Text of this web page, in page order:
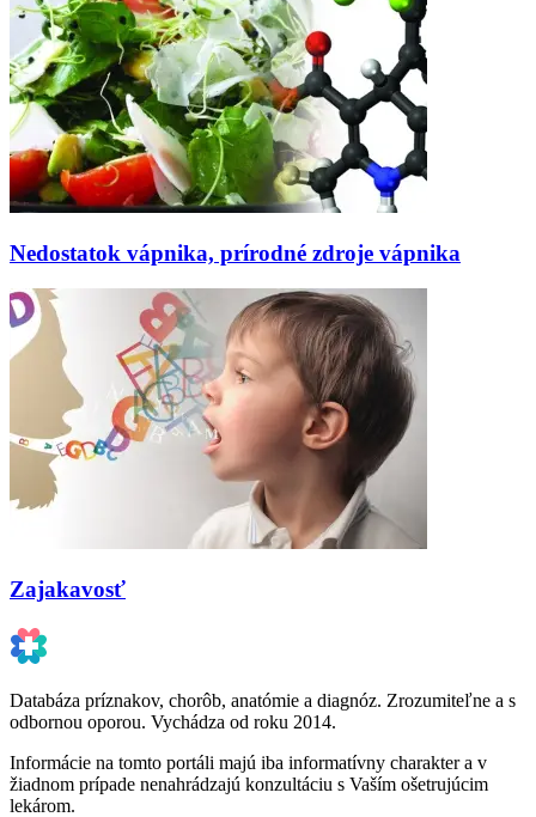
Nedostatok vápnika, prírodné zdroje vápnika
Zajakavosť
Databáza príznakov, chorôb, anatómie a diagnóz. Zrozumiteľne a s
odbornou oporou. Vychádza od roku 2014.
Informácie na tomto portáli majú iba informatívny charakter a v
žiadnom prípade nenahrádzajú konzultáciu s Vaším ošetrujúcim
lekárom.